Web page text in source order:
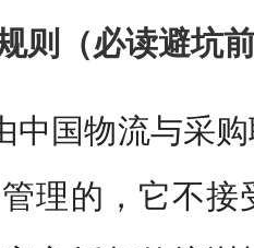
则（必读避坑
中国物流与采
理的，它不接